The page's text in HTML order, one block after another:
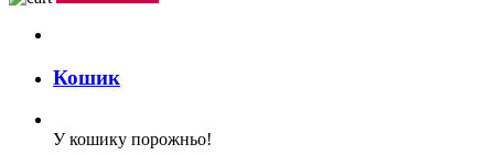
Кошик
У кошику порожньо!